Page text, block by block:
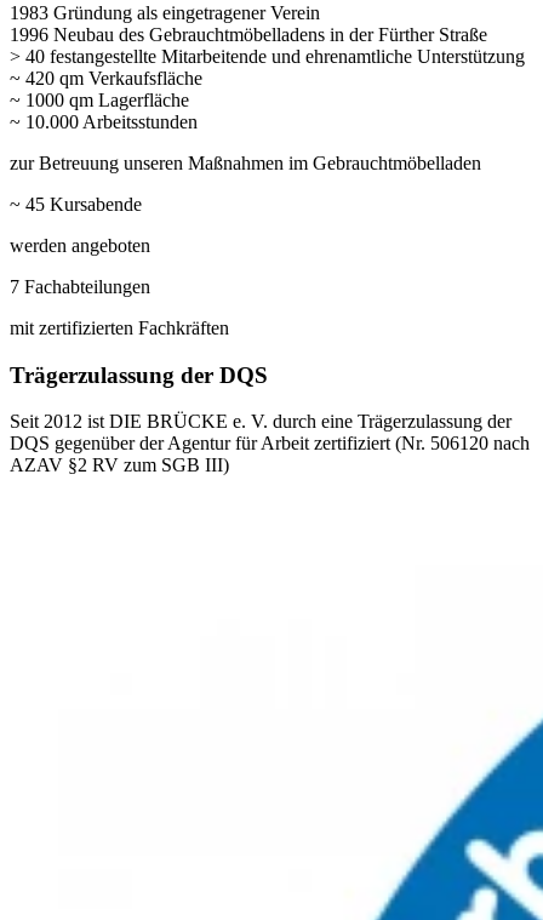
1983 Gründung als eingetragener Verein
1996 Neubau des Gebrauchtmöbelladens in der Fürther Straße
> 40 festangestellte Mitarbeitende und ehrenamtliche Unterstützung
~ 420 qm Verkaufsfläche
~ 1000 qm Lagerfläche
~ 10.000 Arbeitsstunden
zur Betreuung unseren Maßnahmen im Gebrauchtmöbelladen
~ 45 Kursabende
werden angeboten
7 Fachabteilungen
mit zertifizierten Fachkräften
Trägerzulassung der DQS
Seit 2012 ist DIE BRÜCKE e. V. durch eine Trägerzulassung der
DQS gegenüber der Agentur für Arbeit zertifiziert (Nr. 506120 nach
AZAV §2 RV zum SGB III)